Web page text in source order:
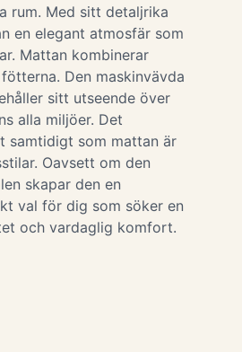
rum. Med sitt detaljrika
en elegant atmosfär som
Mattan kombinerar
Den maskinvävda
sitt utseende över
alla miljöer. Det
samtidigt som mattan är
Oavsett om den
skapar den en
val för dig som söker en
och vardaglig komfort.